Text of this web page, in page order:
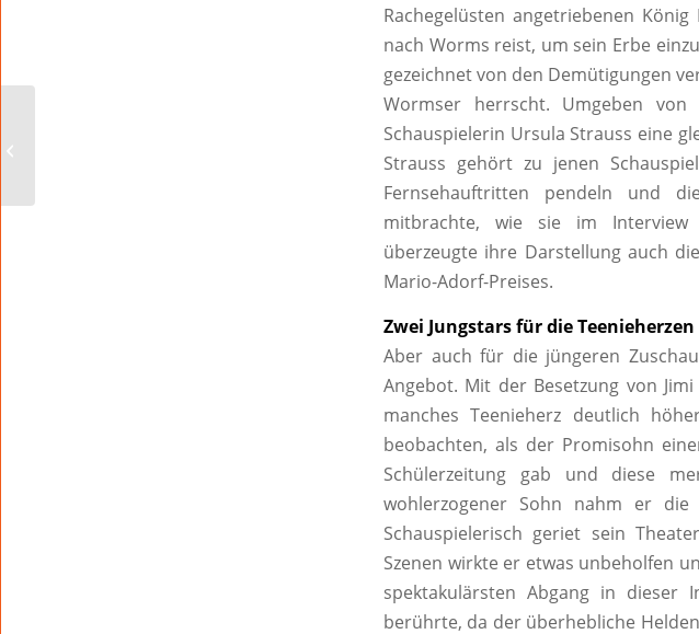
Rachegelüsten angetriebenen
nach Worms reist, um sein Erbe
gezeichnet von den Demütigungen
Wormser herrscht. Umgeben
Schauspielerin Ursula Strauss eine
Strauss gehört zu jenen
Fernsehauftritten pendeln und
mitbrachte, wie sie im Interview
überzeugte ihre Darstellung auch
Mario-Adorf-Preises.
Zwei Jungstars für die Teenieherzen
Aber auch für die jüngeren
Angebot. Mit der Besetzung von
manches Teenieherz deutlich
beobachten, als der Promisohn
Schülerzeitung gab und diese
wohlerzogener Sohn nahm er
Schauspielerisch geriet sein
Szenen wirkte er etwas unbeholfen
spektakulärsten Abgang in dieser
berührte, da der überhebliche